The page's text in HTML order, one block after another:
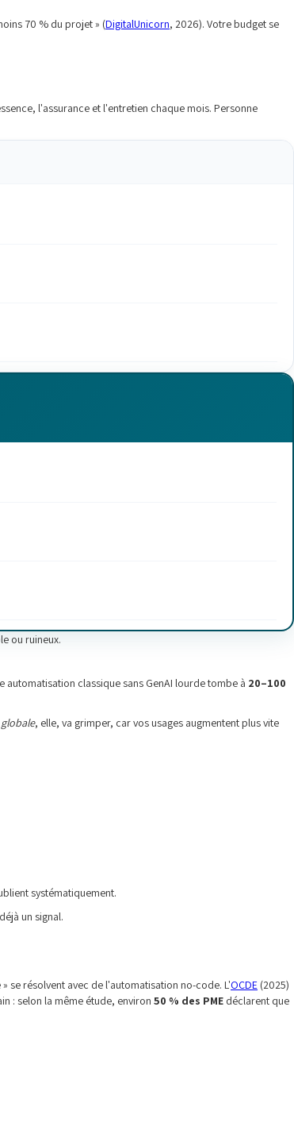
70 % du projet » (DigitalUnicorn, 2026). Votre budget se
l'assurance et l'entretien chaque mois. Personne
ou ruineux.
classique sans GenAI lourde tombe à 20–100
globale, elle, va grimper, car vos usages augmentent plus vite
systématiquement.
un signal.
se résolvent avec de l'automatisation no-code. L'OCDE (2025)
: selon la même étude, environ 50 % des PME déclarent que